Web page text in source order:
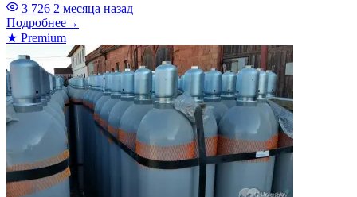
3 726 2 месяца назад
Подробнее→
★ Premium